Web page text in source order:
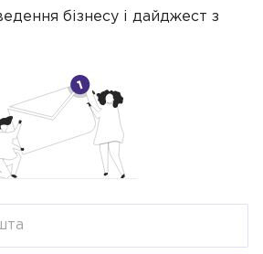
бізнесу і дайджест з